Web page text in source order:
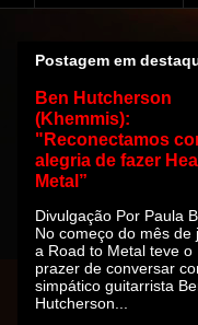
Postagem em
Ben Hutcherson
(Khemmis):
"Reconectamos
alegria de fazer
Metal”
Divulgação Por Paula
No começo do mês de
a Road to Metal teve o
prazer de conversar
simpático guitarrista
Hutcherson...